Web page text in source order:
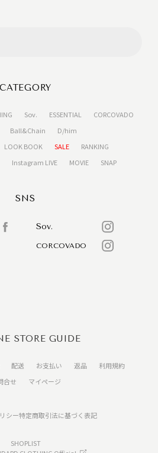
CATEGORY
Sov. ESSENTIAL
CORCOVADO
Ball&Chain
D/him
LOOK BOOK SALE
RANKING
Instagram LIVE MOVIE SNAP
SNS
Sov.
CORCOVADO
STORE GUIDE
配送 お支払い 返品
利用規約
合せ
マイページ
シー特定商取引法に基づく表記
SHOPLIST